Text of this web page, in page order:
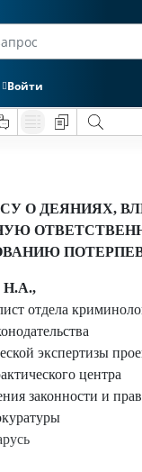
Войти
О ДЕЯНИЯХ,
отдела
экспертизы
центра
законности и